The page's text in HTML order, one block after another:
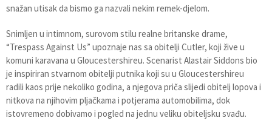
snažan utisak da bismo ga nazvali nekim remek-djelom.
Snimljen u intimnom, surovom stilu realne britanske drame,
“Trespass Against Us” upoznaje nas sa obitelji Cutler, koji žive u
komuni karavana u Gloucestershireu. Scenarist Alastair Siddons bio
je inspiriran stvarnom obitelji putnika koji su u Gloucestershireu
radili kaos prije nekoliko godina, a njegova priča slijedi obitelj lopova i
nitkova na njihovim pljačkama i potjerama automobilima, dok
istovremeno dobivamo i pogled na jednu veliku obiteljsku svađu.